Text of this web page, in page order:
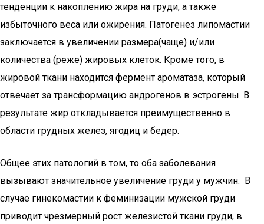
тенденции к накоплению жира на груди, а также
избыточного веса или ожирения. Патогенез липомастии
заключается в увеличении размера(чаще) и/или
количества (реже) жировых клеток. Кроме того, в
жировой ткани находится фермент ароматаза, который
отвечает за трансформацию андрогенов в эстрогены. В
результате жир откладывается преимущественно в
области грудных желез, ягодиц и бедер.
Общее этих патологий в том, то оба заболевания
вызывают значительное увеличение груди у мужчин. В
случае гинекомастии к феминизации мужской груди
приводит чрезмерный рост железистой ткани груди, в